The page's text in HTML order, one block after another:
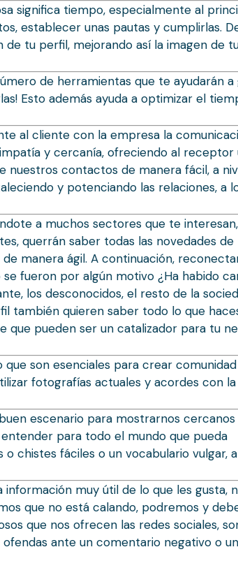
significa tiempo, especialmente al
establecer unas pautas y cumplirlas.
de tu perfil, mejorando así la imagen de
de herramientas que te ayudarán a
Esto además ayuda a optimizar el
al cliente con la empresa la
y cercanía, ofreciendo al receptor
contactos de manera fácil, a
y potenciando las relaciones, a
a muchos sectores que te
querrán saber todas las novedades de
manera ágil. A continuación,
fueron por algún motivo ¿Ha habido
los desconocidos, el resto de la
también quieren saber todo lo que
que pueden ser un catalizador para tu
son esenciales para crear comunidad
fotografías actuales y acordes con
escenario para mostrarnos cercanos
para todo el mundo que pueda
chistes fáciles o un vocabulario vulgar,
muy útil de lo que les gusta,
que no está calando, podremos y
que nos ofrecen las redes sociales,
ante un comentario negativo o